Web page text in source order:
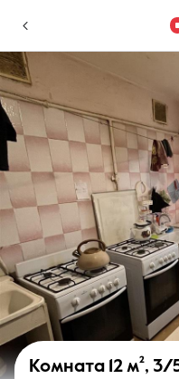
г. Краснодар
Избранное
0 объявлений
Недвижимость
Комната 12 м², 3/